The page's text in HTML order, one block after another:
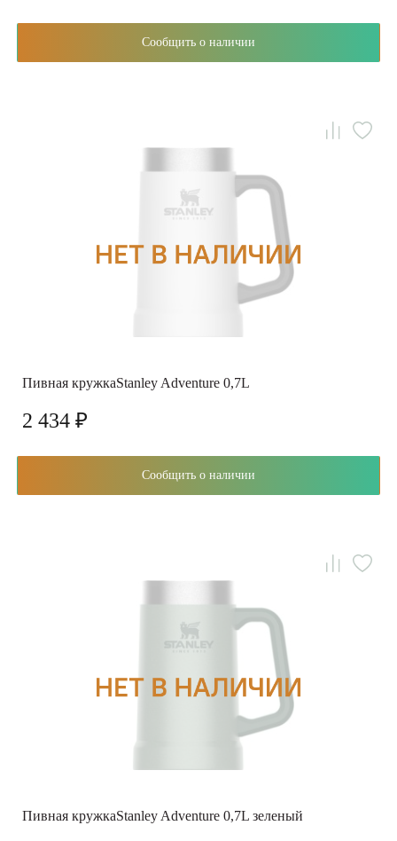
Сообщить о наличии
Пивная кружкаStanley Adventure 0,7L
2 434 ₽
Сообщить о наличии
Пивная кружкаStanley Adventure 0,7L зеленый